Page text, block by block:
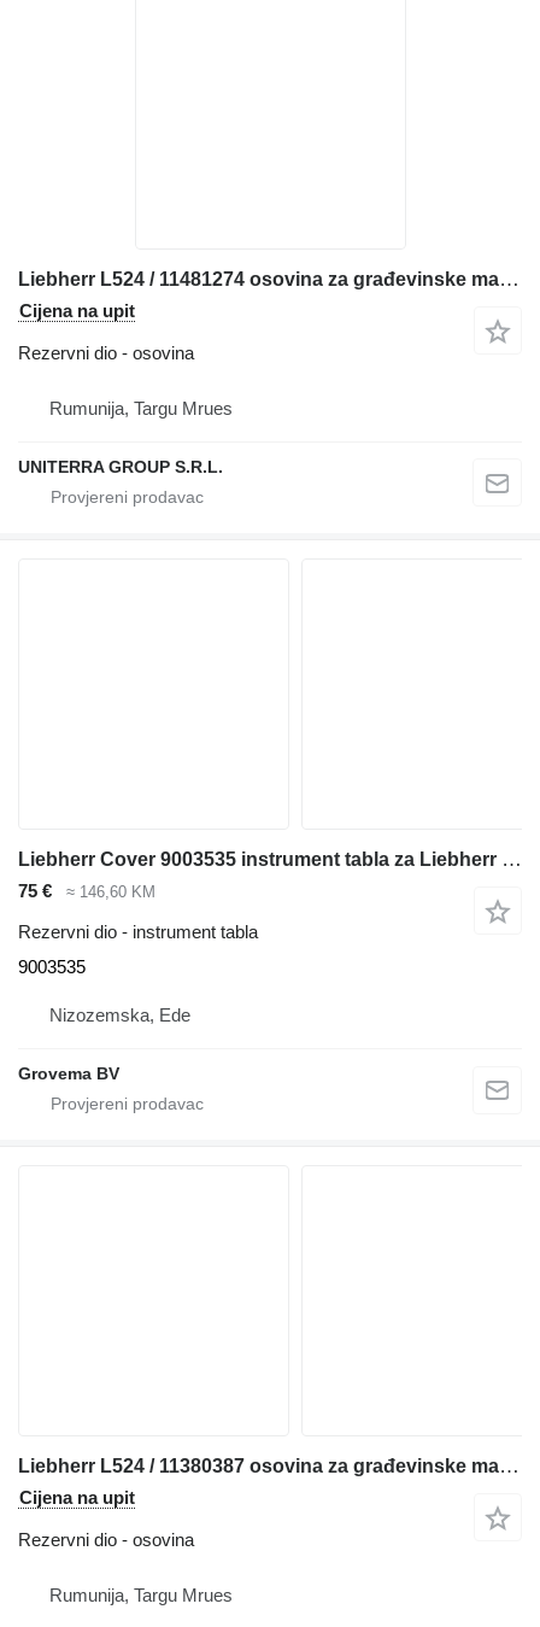
Liebherr L524 / 11481274 osovina za građevinske mašine
Cijena na upit
Rezervni dio - osovina
Rumunija, Targu Mrues
UNITERRA GROUP S.R.L.
Liebherr Cover 9003535 instrument tabla za Liebherr građevinske mašine
75 € ≈ 146,60 KM
Rezervni dio - instrument tabla
9003535
Nizozemska, Ede
Grovema BV
Liebherr L524 / 11380387 osovina za građevinske mašine
Cijena na upit
Rezervni dio - osovina
Rumunija, Targu Mrues